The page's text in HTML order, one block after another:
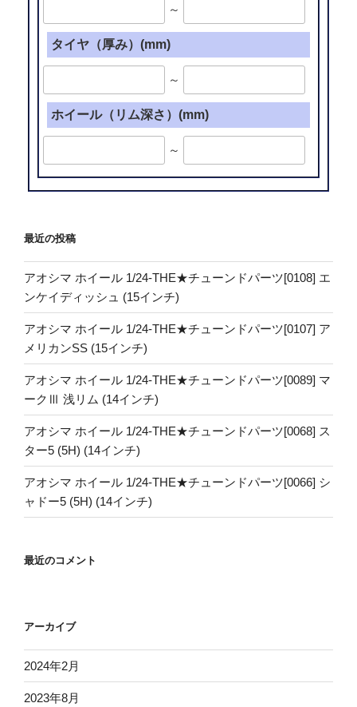
～
タイヤ（厚み）(mm)
～
ホイール（リム深さ）(mm)
～
最近の投稿
アオシマ ホイール 1/24-THE★チューンドパーツ[0108] エ
ンケイディッシュ (15インチ)
アオシマ ホイール 1/24-THE★チューンドパーツ[0107] ア
メリカンSS (15インチ)
アオシマ ホイール 1/24-THE★チューンドパーツ[0089] マ
ークⅢ 浅リム (14インチ)
アオシマ ホイール 1/24-THE★チューンドパーツ[0068] ス
ター5 (5H) (14インチ)
アオシマ ホイール 1/24-THE★チューンドパーツ[0066] シ
ャドー5 (5H) (14インチ)
最近のコメント
アーカイブ
2024年2月
2023年8月